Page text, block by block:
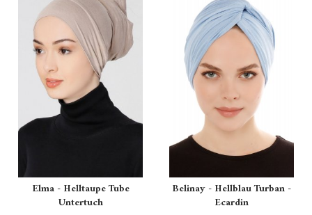
Elma - Helltaupe Tube
Untertuch
Belinay - Hellblau Turban -
Ecardin